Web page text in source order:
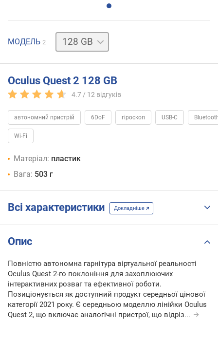
МОДЕЛЬ 2
256
Oculus Quest 2 128 GB
4.7 / 12 відгуків
автономний пристрій 6DoF гіроскоп USB-C
Wi-Fi
Матеріал: пластик
Вага: 503 г
Всі характеристики Докладніше
Опис
Повністю автономна гарнітура віртуальної реальності
Oculus Quest 2-го поклоніння для захоплюючих
інтерактивних розваг та ефективної роботи.
Позиціонується як доступний продукт середньої цінової
категорії 2021 року. Є середньою моделлю лінійки Oculus
Quest 2, що включає аналогічні пристрої, що відріз...